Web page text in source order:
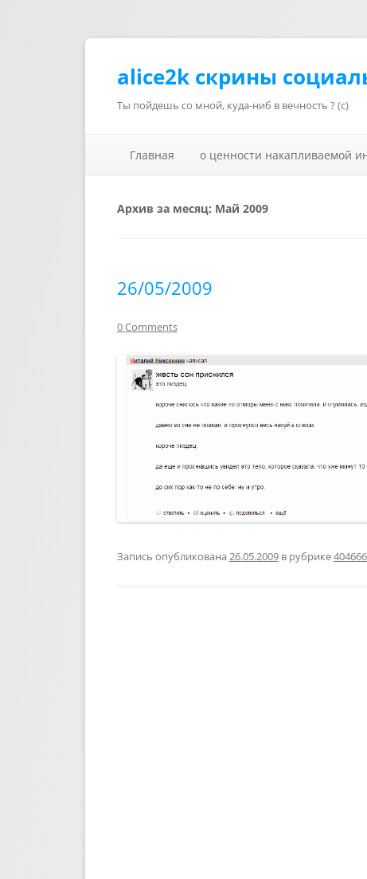
alice2k скрины
Ты пойдешь со мной, куда-ниб в вечность ? (с)
Главная
о ценности накапливаемой
Архив за месяц: Май 2009
26/05/2009
0 Comments
Запись опубликована 26.05.2009в рубрике